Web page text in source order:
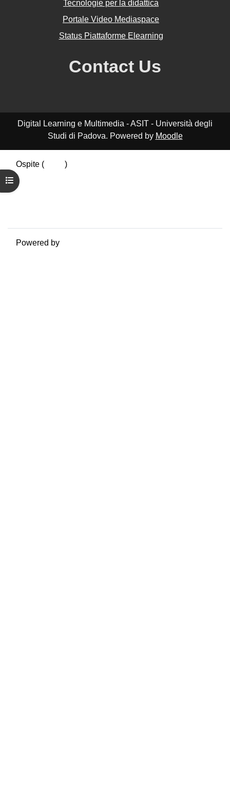
Apri indice del corso
Tecnologie per la didattica
Portale Video Mediaspace
Status Piattaforme Elearning
Contact Us
Digital Learning e Multimedia - ASIT - Università degli
Studi di Padova. Powered by Moodle
Ospite (
)
Riepilogo della conservazione dei dati
Politiche
Powered by